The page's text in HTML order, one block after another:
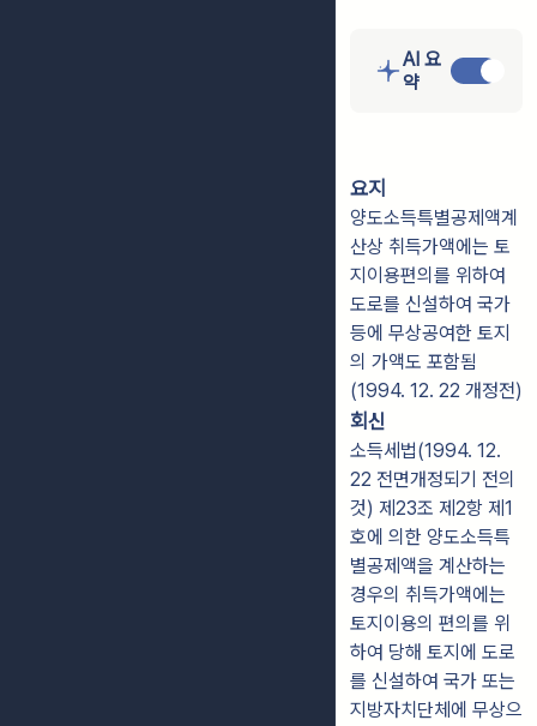
AI 요
약
요지
양도소득특별공제액계
산상 취득가액에는 토
지이용편의를 위하여
도로를 신설하여 국가
등에 무상공여한 토지
의 가액도 포함됨
(1994. 12. 22 개정전)
회신
소득세법(1994. 12.
22 전면개정되기 전의
것) 제23조 제2항 제1
호에 의한 양도소득특
별공제액을 계산하는
경우의 취득가액에는
토지이용의 편의를 위
하여 당해 토지에 도로
를 신설하여 국가 또는
지방자치단체에 무상으